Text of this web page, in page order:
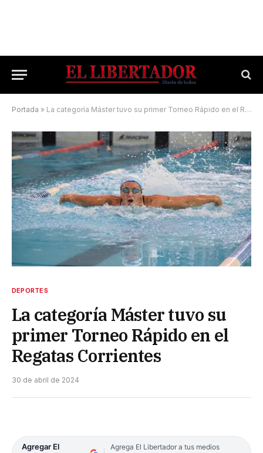
Portada » La categoría Máster tuvo su primer Torneo Rápido en el Regatas Corrientes
DEPORTES
La categoría Máster tuvo su
primer Torneo Rápido en el
Regatas Corrientes
30 de abril de 2024
Agregar El
Agrega El Libertador a tus medios